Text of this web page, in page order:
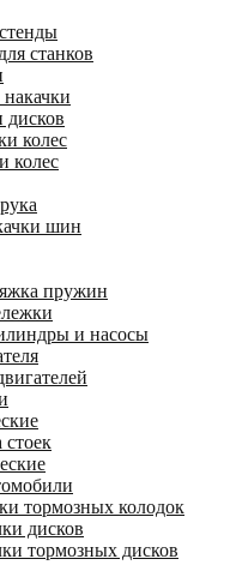
станков
дисков
колес
колес
шин
пружин
и насосы
тормозных колодок
дисков
тормозных дисков